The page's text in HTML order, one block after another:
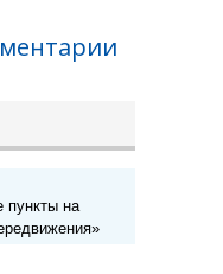
пункты на